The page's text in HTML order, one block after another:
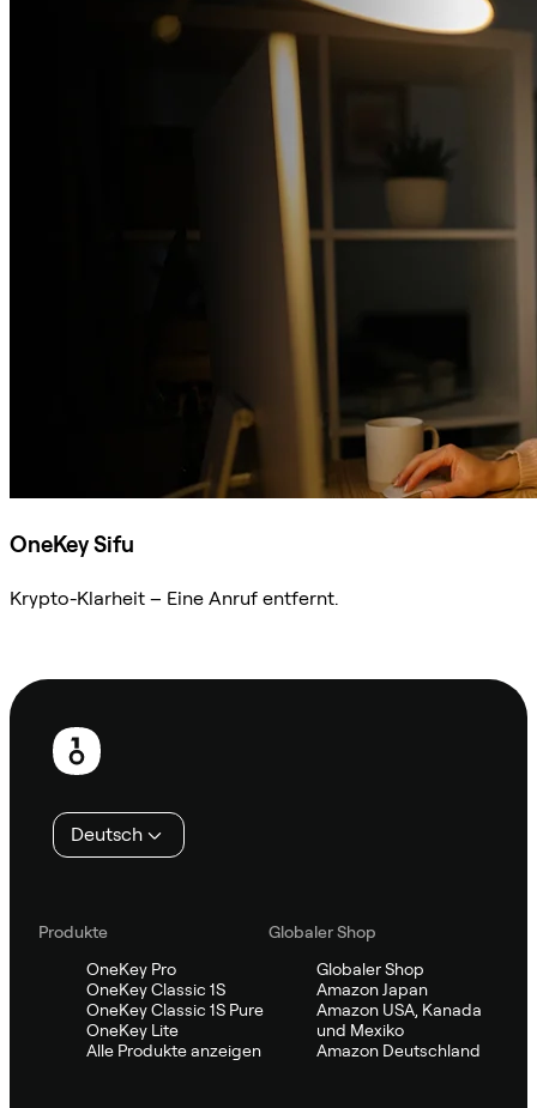
OneKey Sifu
Krypto-Klarheit – Eine Anruf entfernt.
Fußzeile
Deutsch
Produkte
OneKey Pro
OneKey Classic 1S
OneKey Classic 1S Pure
OneKey Lite
Alle Produkte anzeigen
Globaler Shop
Globaler Shop
Amazon Japan
Amazon USA, Kanada
und Mexiko
Amazon Deutschland